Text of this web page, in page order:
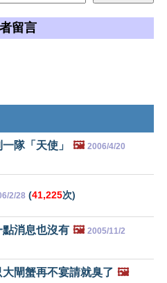
留言
隊「天使」 🖼️ 2006/4/20
2/28 (41,225次)
消息也沒有 🖼️ 2005/11/2
閘蟹再不宴請就臭了 🖼️